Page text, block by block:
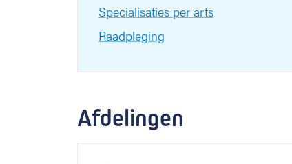
Specialisaties per arts
Raadpleging
Afdelingen